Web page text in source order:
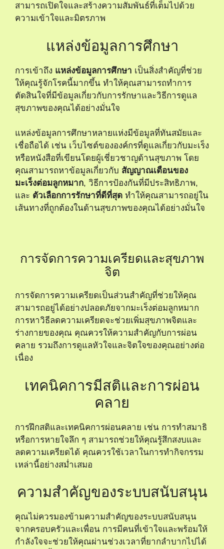
สามารถเปิดใจและสร้างความสัมพันธ์ที่เต็มไปด้วย
ความเข้าใจและมิตรภาพ
แหล่งข้อมูลการศึกษา
การเข้าถึง แหล่งข้อมูลการศึกษา เป็นสิ่งสำคัญที่ช่วย
ให้คุณรู้จักโรคนี้มากขึ้น ทำให้คุณสามารถทำการ
ตัดสินใจที่มีข้อมูลเกี่ยวกับการรักษาและวิธีการดูแล
สุขภาพของคุณได้อย่างมั่นใจ
แหล่งข้อมูลการศึกษาหลายแห่งมีข้อมูลที่ทันสมัยและ
เชื่อถือได้ เช่น เว็บไซต์ขององค์กรที่ดูแลเกี่ยวกับมะเร็ง
หรือหนังสือที่เขียนโดยผู้เชี่ยวชาญด้านสุขภาพ โดย
คุณสามารถหาข้อมูลเกี่ยวกับ สัญญาณเตือนของ
มะเร็งต่อมลูกหมาก, วิธีการป้องกันที่มีประสิทธิภาพ,
และ ตัวเลือกการรักษาที่ดีที่สุด ทำให้คุณสามารถอยู่ใน
เส้นทางที่ถูกต้องในด้านสุขภาพของคุณได้อย่างมั่นใจ
การจัดการความเครียดและสุขภาพ
จิต
การจัดการความเครียดเป็นส่วนสำคัญที่ช่วยให้คุณ
สามารถอยู่ได้อย่างปลอดภัยจากมะเร็งต่อมลูกหมาก
การหาวิธีลดความเครียดจะช่วยเพิ่มสุขภาพจิตและ
ร่างกายของคุณ คุณควรให้ความสำคัญกับการผ่อน
คลาย รวมถึงการดูแลหัวใจและจิตใจของคุณอย่างต่อ
เนื่อง
เทคนิคการมีสติและการผ่อน
คลาย
การฝึกสติและเทคนิคการผ่อนคลาย เช่น การทำสมาธิ
หรือการหายใจลึก ๆ สามารถช่วยให้คุณรู้สึกสงบและ
ลดความเครียดได้ คุณควรใช้เวลาในการทำกิจกรรม
เหล่านี้อย่างสม่ำเสมอ
ความสำคัญของระบบสนับสนุน
คุณไม่ควรมองข้ามความสำคัญของระบบสนับสนุน
จากครอบครัวและเพื่อน การมีคนที่เข้าใจและพร้อมให้
กำลังใจจะช่วยให้คุณผ่านช่วงเวลาที่ยากลำบากไปได้